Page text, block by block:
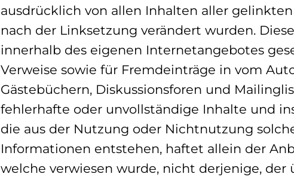
ausdrücklich von allen Inhalten aller
nach der Linksetzung verändert wurden.
innerhalb des eigenen Internetangebotes
Verweise sowie für Fremdeinträge in vom
Gästebüchern, Diskussionsforen und
fehlerhafte oder unvollständige Inhalte und
die aus der Nutzung oder Nichtnutzung
Informationen entstehen, haftet allein der
welche verwiesen wurde, nicht derjenige, der